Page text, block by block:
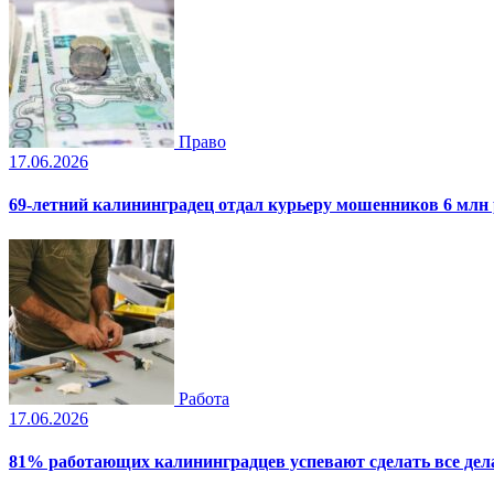
Право
17.06.2026
69-летний калининградец отдал курьеру мошенников 6 млн
Работа
17.06.2026
81% работающих калининградцев успевают сделать все